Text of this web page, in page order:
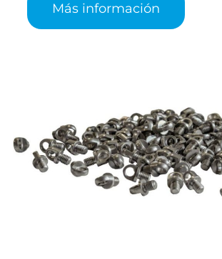
Más información